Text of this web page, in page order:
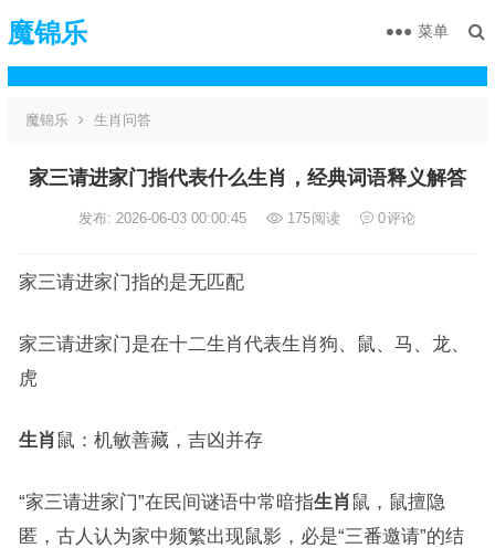
魔锦乐 菜单
魔锦乐 生肖问答
家三请进家门指代表什么生肖，经典词语释义解答
发布: 2026-06-03 00:00:45 175阅读 0评论
家三请进家门指的是无匹配
家三请进家门是在十二生肖代表生肖狗、鼠、马、龙、
虎
生肖鼠：机敏善藏，吉凶并存
“家三请进家门”在民间谜语中常暗指生肖鼠，鼠擅隐
匿，古人认为家中频繁出现鼠影，必是“三番邀请”的结